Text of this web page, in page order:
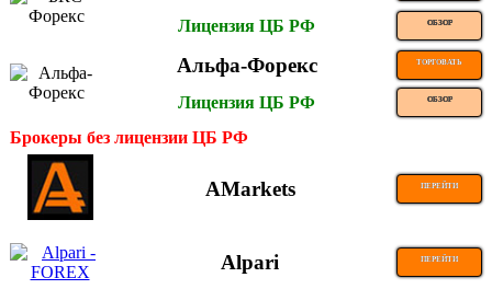
Лицензия ЦБ РФ ОБЗОР
Альфа-Форекс ТОРГОВАТЬ
Лицензия ЦБ РФ ОБЗОР
Брокеры без лицензии ЦБ РФ
AMarkets ПЕРЕЙТИ
Alpari ПЕРЕЙТИ